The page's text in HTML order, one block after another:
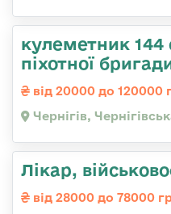
кулеметник 144
піхотної
від 20000 до 120000
Чернігів,
Лікар,
від 28000 до 78000